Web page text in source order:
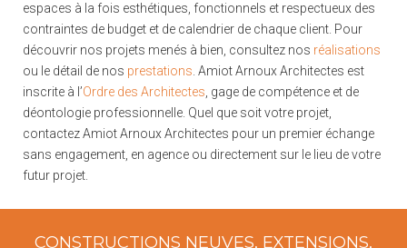
espaces à la fois esthétiques, fonctionnels et respectueux des
contraintes de budget et de calendrier de chaque client. Pour
découvrir nos projets menés à bien, consultez nos réalisations
ou le détail de nos prestations . Amiot Arnoux Architectes est
inscrite à l’Ordre des Architectes , gage de compétence et de
déontologie professionnelle. Quel que soit votre projet,
contactez Amiot Arnoux Architectes pour un premier échange
sans engagement, en agence ou directement sur le lieu de votre
futur projet.
CONSTRUCTIONS NEUVES, EXTENSIONS,